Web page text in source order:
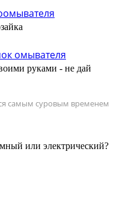
руками - не дай
самым суровым временем
или электрический?